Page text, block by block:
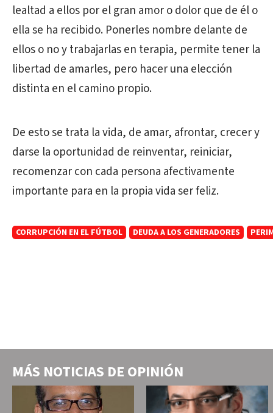
lealtad a ellos por el gran amor o dolor que de él o
ella se ha recibido. Ponerles nombre delante de
ellos o no y trabajarlas en terapia, permite tener la
libertad de amarles, pero hacer una elección
distinta en el camino propio.
De esto se trata la vida, de amar, afrontar, crecer y
darse la oportunidad de reinventar, reiniciar,
recomenzar con cada persona afectivamente
importante para en la propia vida ser feliz.
CORRUPCIÓN EN EL FÚTBOL DEUDA A LOS GENERADORES
MÁS NOTICIAS DE OPINIÓN